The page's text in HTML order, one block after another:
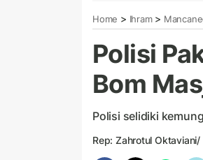
Home > Ihram>
Polisi
Bom
Polisi selidiki
Rep: Zahrotul Oktaviani/